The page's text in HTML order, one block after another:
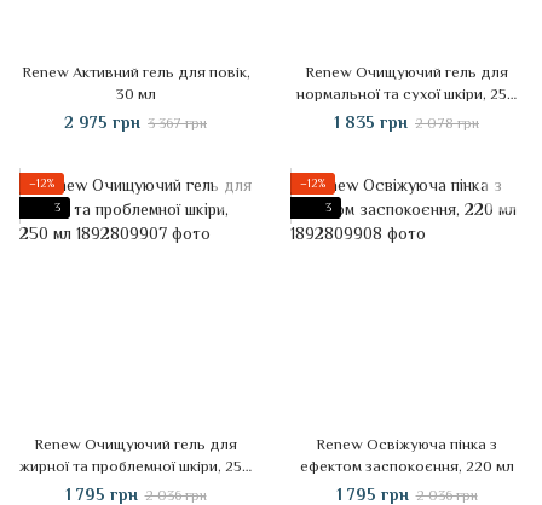
Renew Активний гель для повік,
30 мл
2 975 грн 3 367 грн
Renew Очищуючий гель для
нормальної та сухої шкіри, 250
мл
1 835 грн 2 078 грн
−12%
3
Renew Очищуючий гель для
жирної та проблемної шкіри, 250
мл
1 795 грн 2 036 грн
−12%
3
Renew Освіжуюча пінка з
ефектом заспокоєння, 220 мл
1 795 грн 2 036 грн